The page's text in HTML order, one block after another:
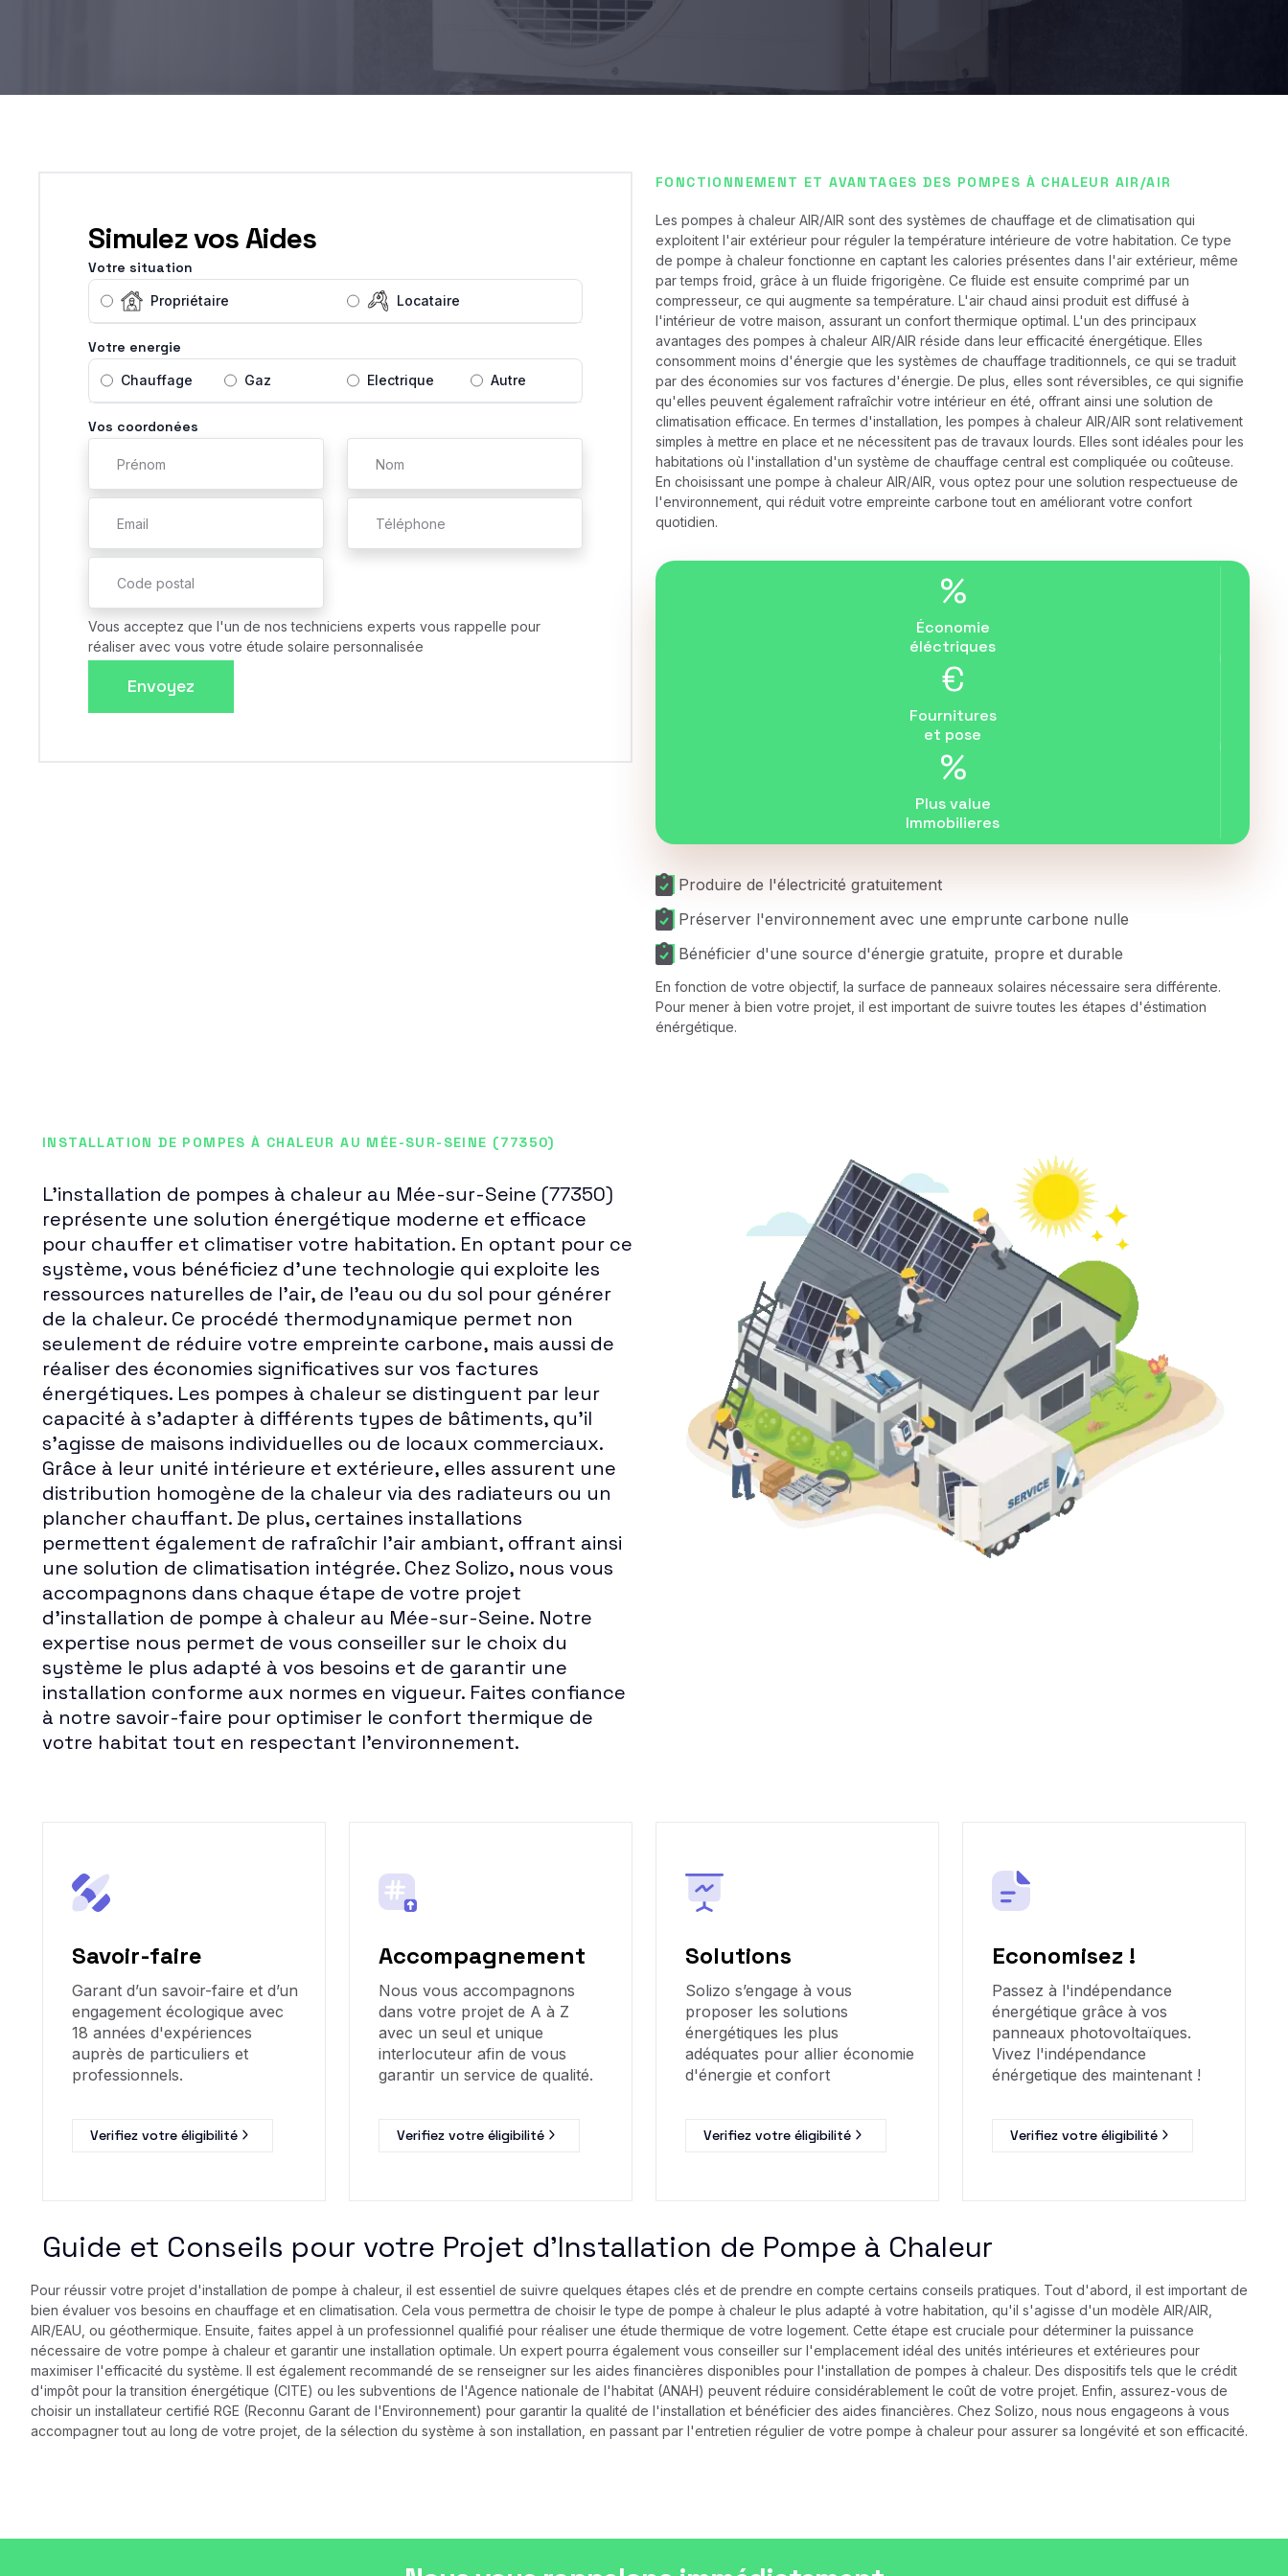
FONCTIONNEMENT ET AVANTAGES DES POMPES À CHALEUR AIR/AIR
Les pompes à chaleur AIR/AIR sont des systèmes de chauffage et de climatisation qui
exploitent l'air extérieur pour réguler la température intérieure de votre habitation. Ce type
de pompe à chaleur fonctionne en captant les calories présentes dans l'air extérieur, même
par temps froid, grâce à un fluide frigorigène. Ce fluide est ensuite comprimé par un
compresseur, ce qui augmente sa température. L'air chaud ainsi produit est diffusé à
l'intérieur de votre maison, assurant un confort thermique optimal. L'un des principaux
avantages des pompes à chaleur AIR/AIR réside dans leur efficacité énergétique. Elles
consomment moins d'énergie que les systèmes de chauffage traditionnels, ce qui se traduit
par des économies sur vos factures d'énergie. De plus, elles sont réversibles, ce qui signifie
qu'elles peuvent également rafraîchir votre intérieur en été, offrant ainsi une solution de
climatisation efficace. En termes d'installation, les pompes à chaleur AIR/AIR sont relativement
simples à mettre en place et ne nécessitent pas de travaux lourds. Elles sont idéales pour les
habitations où l'installation d'un système de chauffage central est compliquée ou coûteuse.
En choisissant une pompe à chaleur AIR/AIR, vous optez pour une solution respectueuse de
l'environnement, qui réduit votre empreinte carbone tout en améliorant votre confort
quotidien.
%
Économie
éléctriques
€
Fournitures
et pose
%
Plus value
Immobilieres
Produire de l'électricité gratuitement
Préserver l'environnement avec une emprunte carbone nulle
Bénéficier d'une source d'énergie gratuite, propre et durable
En fonction de votre objectif, la surface de panneaux solaires nécessaire sera différente.
Pour mener à bien votre projet, il est important de suivre toutes les étapes d'éstimation
énérgétique.
Simulez vos Aides
Votre situation
Propriétaire Locataire
Votre energie
Chauffage Gaz Electrique Autre
Vos coordonées
Vous acceptez que l'un de nos techniciens experts vous rappelle pour
réaliser avec vous votre étude solaire personnalisée
Envoyez
INSTALLATION DE POMPES À CHALEUR AU MÉE-SUR-SEINE (77350)
L'installation de pompes à chaleur au Mée-sur-Seine (77350)
représente une solution énergétique moderne et efficace
pour chauffer et climatiser votre habitation. En optant pour ce
système, vous bénéficiez d'une technologie qui exploite les
ressources naturelles de l'air, de l'eau ou du sol pour générer
de la chaleur. Ce procédé thermodynamique permet non
seulement de réduire votre empreinte carbone, mais aussi de
réaliser des économies significatives sur vos factures
énergétiques. Les pompes à chaleur se distinguent par leur
capacité à s'adapter à différents types de bâtiments, qu'il
s'agisse de maisons individuelles ou de locaux commerciaux.
Grâce à leur unité intérieure et extérieure, elles assurent une
distribution homogène de la chaleur via des radiateurs ou un
plancher chauffant. De plus, certaines installations
permettent également de rafraîchir l'air ambiant, offrant ainsi
une solution de climatisation intégrée. Chez Solizo, nous vous
accompagnons dans chaque étape de votre projet
d'installation de pompe à chaleur au Mée-sur-Seine. Notre
expertise nous permet de vous conseiller sur le choix du
système le plus adapté à vos besoins et de garantir une
installation conforme aux normes en vigueur. Faites confiance
à notre savoir-faire pour optimiser le confort thermique de
votre habitat tout en respectant l'environnement.
Savoir-faire
Garant d’un savoir-faire et d’un
engagement écologique avec
18 années d'expériences
auprès de particuliers et
professionnels.
Verifiez votre éligibilité
Accompagnement
Nous vous accompagnons
dans votre projet de A à Z
avec un seul et unique
interlocuteur afin de vous
garantir un service de qualité.
Verifiez votre éligibilité
Solutions
Solizo s’engage à vous
proposer les solutions
énergétiques les plus
adéquates pour allier économie
d'énergie et confort
Verifiez votre éligibilité
Economisez !
Passez à l'indépendance
énergétique grâce à vos
panneaux photovoltaïques.
Vivez l'indépendance
énérgetique des maintenant !
Verifiez votre éligibilité
Guide et Conseils pour votre Projet d'Installation de Pompe à Chaleur
Pour réussir votre projet d'installation de pompe à chaleur, il est essentiel de suivre quelques étapes clés et de prendre en compte certains conseils pratiques. Tout d'abord, il est important de
bien évaluer vos besoins en chauffage et en climatisation. Cela vous permettra de choisir le type de pompe à chaleur le plus adapté à votre habitation, qu'il s'agisse d'un modèle AIR/AIR,
AIR/EAU, ou géothermique. Ensuite, faites appel à un professionnel qualifié pour réaliser une étude thermique de votre logement. Cette étape est cruciale pour déterminer la puissance
nécessaire de votre pompe à chaleur et garantir une installation optimale. Un expert pourra également vous conseiller sur l'emplacement idéal des unités intérieures et extérieures pour
maximiser l'efficacité du système. Il est également recommandé de se renseigner sur les aides financières disponibles pour l'installation de pompes à chaleur. Des dispositifs tels que le crédit
d'impôt pour la transition énergétique (CITE) ou les subventions de l'Agence nationale de l'habitat (ANAH) peuvent réduire considérablement le coût de votre projet. Enfin, assurez-vous de
choisir un installateur certifié RGE (Reconnu Garant de l'Environnement) pour garantir la qualité de l'installation et bénéficier des aides financières. Chez Solizo, nous nous engageons à vous
accompagner tout au long de votre projet, de la sélection du système à son installation, en passant par l'entretien régulier de votre pompe à chaleur pour assurer sa longévité et son efficacité.